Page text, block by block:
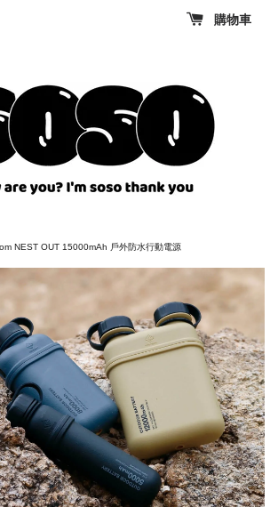
購物車
NEST OUT 15000mAh 戶外防水行動電源